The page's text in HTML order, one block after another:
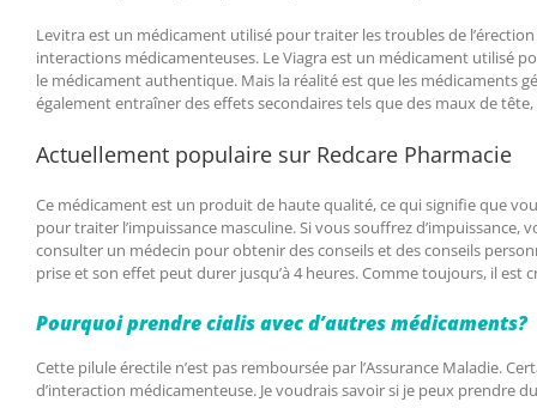
Levitra est un médicament utilisé pour traiter les troubles de
interactions médicamenteuses. Le Viagra est un médicament utilisé
le médicament authentique. Mais la réalité est que les médicaments
également entraîner des effets secondaires tels que des maux de
Actuellement populaire sur Redcare Pharmacie
Ce médicament est un produit de haute qualité, ce qui signifie que
pour traiter l’impuissance masculine. Si vous souffrez
consulter un médecin pour obtenir des conseils et des conseils
prise et son effet peut durer jusqu’à 4 heures. Comme toujours, il est
Pourquoi prendre cialis avec d’autres médicaments?
Cette pilule érectile n’est pas remboursée par l’Assurance Maladie.
d’interaction médicamenteuse. Je voudrais savoir si je peux prendre